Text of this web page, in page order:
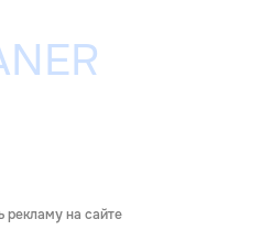
рекламу на сайте